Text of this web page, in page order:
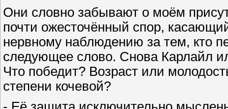
Они словно забывают о моём
почти ожесточённый спор,
нервному наблюдению за тем, кто
следующее слово. Снова Карлайл
Что победит? Возраст или
степени кочевой?